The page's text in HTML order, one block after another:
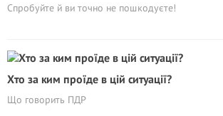
Спробуйте й ви точно не пошкодуєте!
Хто за ким проїде в цій ситуації?
Що говорить ПДР